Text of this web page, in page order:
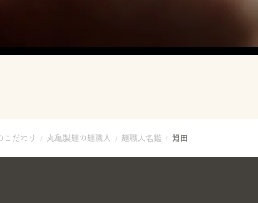
こだわり 丸亀製麺の麺職人 麺職人名鑑 淵田